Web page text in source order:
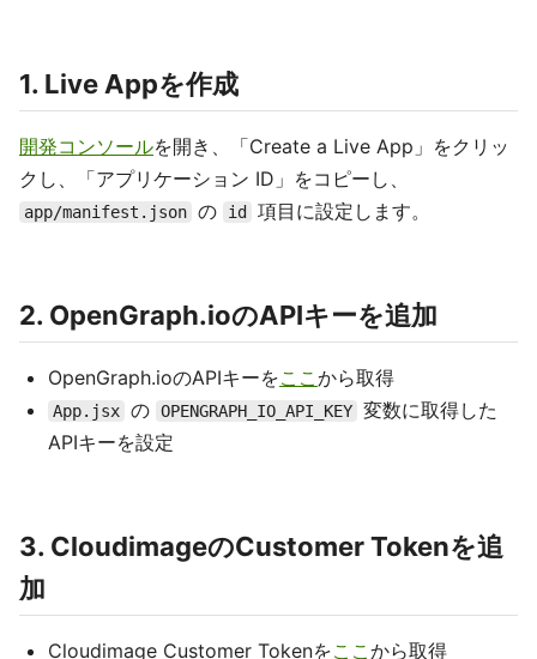
1. Live Appを作成
開発コンソールを開き、「Create a Live App」をクリッ
クし、「アプリケーション ID」をコピーし、
app/manifest.json の id 項目に設定します。
2. OpenGraph.ioのAPIキーを追加
OpenGraph.ioのAPIキーをここ から取得
App.jsx の OPENGRAPH_IO_API_KEY 変数に取得した
APIキーを設定
3. CloudimageのCustomer Tokenを追
加
Cloudimage Customer Tokenをここ から取得